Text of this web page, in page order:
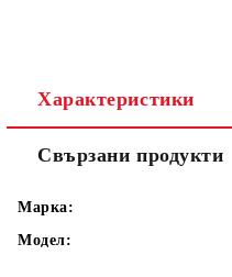
Характеристики
Свързани продукти
Марка:
Модел: